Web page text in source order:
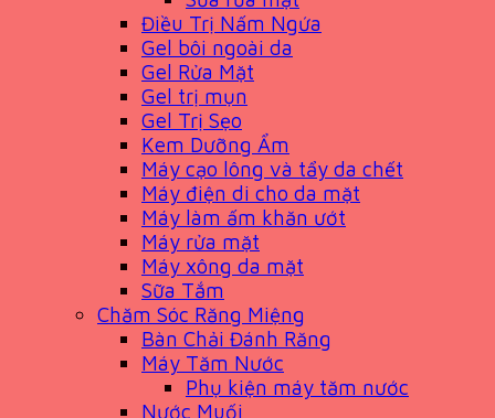
Điều Trị Nấm Ngứa
Gel bôi ngoài da
Gel Rửa Mặt
Gel trị mụn
Gel Trị Sẹo
Kem Dưỡng Ẩm
Máy cạo lông và tẩy da chết
Máy điện di cho da mặt
Máy làm ấm khăn ướt
Máy rửa mặt
Máy xông da mặt
Sữa Tắm
Chăm Sóc Răng Miệng
Bàn Chải Đánh Răng
Máy Tăm Nước
Phụ kiện máy tăm nước
Nước Muối